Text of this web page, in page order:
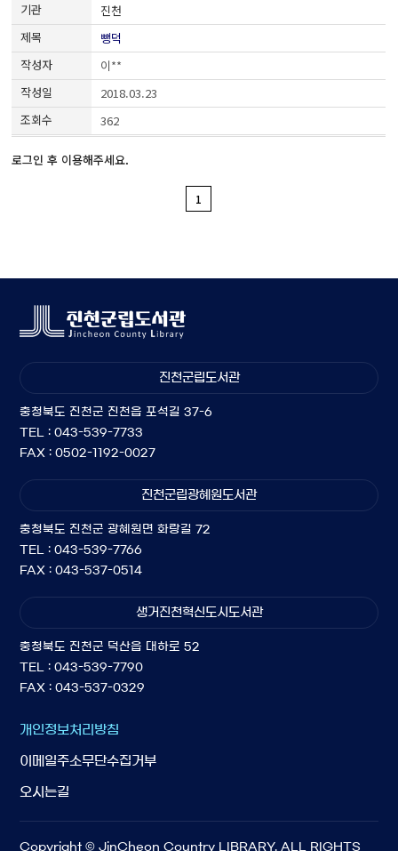
진천
뺑덕
이**
2018.03.23
362
로그인 후 이용해주세요.
1
진천군립도서관
충청북도 진천군 진천읍 포석길 37-6
TEL : 043-539-7733
FAX : 0502-1192-0027
진천군립광혜원도서관
충청북도 진천군 광혜원면 화랑길 72
TEL : 043-539-7766
FAX : 043-537-0514
생거진천혁신도시도서관
충청북도 진천군 덕산읍 대하로 52
TEL : 043-539-7790
FAX : 043-537-0329
개인정보처리방침
이메일주소무단수집거부
오시는길
Copyright © JinCheon Country LIBRARY. ALL RIGHTS